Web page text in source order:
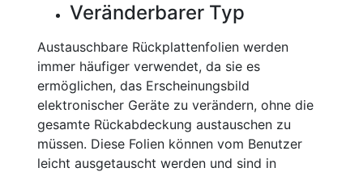
Veränderbarer Typ
Austauschbare Rückplattenfolien werden
immer häufiger verwendet, da sie es
ermöglichen, das Erscheinungsbild
elektronischer Geräte zu verändern, ohne die
gesamte Rückabdeckung austauschen zu
müssen. Diese Folien können vom Benutzer
leicht ausgetauscht werden und sind in